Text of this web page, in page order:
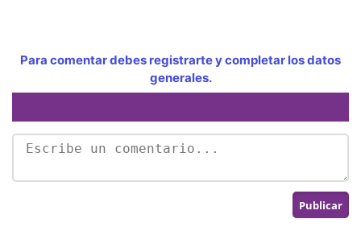
Para comentar debes registrarte y completar los datos
generales.